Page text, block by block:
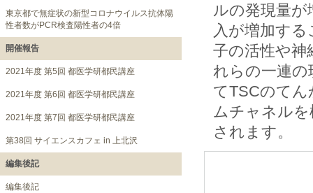
東京都で無症状の新型コロナウイルス抗体陽
性者数がPCR検査陽性者の4倍
開催報告
2021年度 第5回 都医学研都民講座
2021年度 第6回 都医学研都民講座
2021年度 第7回 都医学研都民講座
第38回 サイエンスカフェ in 上北沢
編集後記
編集後記
ルの発現量
入が増加す
子の活性や神
れらの一連
てTSCのて
ムチャネル
されます。